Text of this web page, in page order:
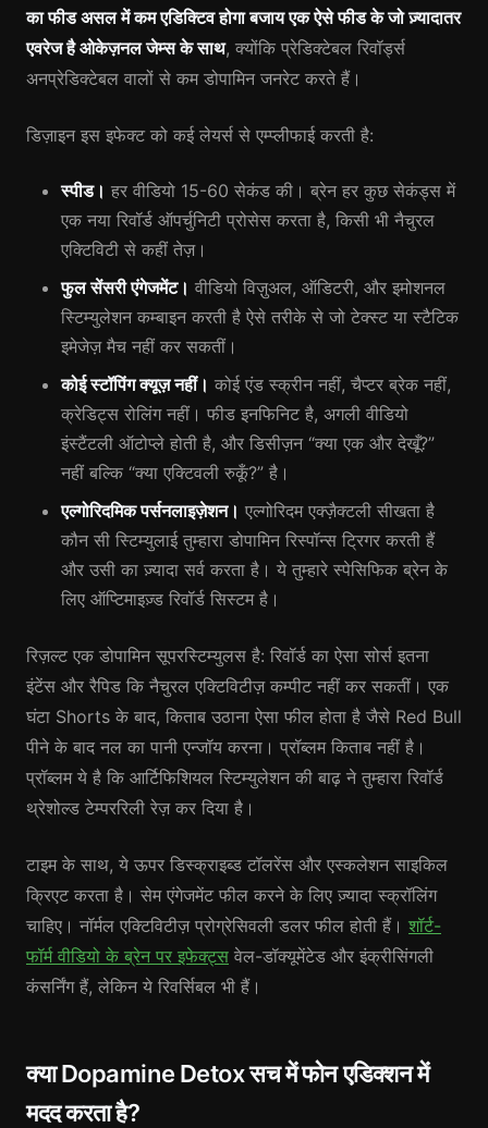
का फीड असल में कम एडिक्टिव होगा बजाय एक ऐसे फीड के जो ज़्यादातर
एवरेज है ओकेज़नल जेम्स के साथ, क्योंकि प्रेडिक्टेबल रिवॉर्ड्स
अनप्रेडिक्टेबल वालों से कम डोपामिन जनरेट करते हैं।
डिज़ाइन इस इफेक्ट को कई लेयर्स से एम्प्लीफाई करती है:
स्पीड। हर वीडियो 15-60 सेकंड की। ब्रेन हर कुछ सेकंड्स में
एक नया रिवॉर्ड ऑपर्चुनिटी प्रोसेस करता है, किसी भी नैचुरल
एक्टिविटी से कहीं तेज़।
फुल सेंसरी एंगेजमेंट। वीडियो विज़ुअल, ऑडिटरी, और इमोशनल
स्टिम्युलेशन कम्बाइन करती है ऐसे तरीके से जो टेक्स्ट या स्टैटिक
इमेजेज़ मैच नहीं कर सकतीं।
कोई स्टॉपिंग क्यूज़ नहीं। कोई एंड स्क्रीन नहीं, चैप्टर ब्रेक नहीं,
क्रेडिट्स रोलिंग नहीं। फीड इनफिनिट है, अगली वीडियो
इंस्टैंटली ऑटोप्ले होती है, और डिसीज़न “क्या एक और देखूँ?”
नहीं बल्कि “क्या एक्टिवली रुकूँ?” है।
एल्गोरिदमिक पर्सनलाइज़ेशन। एल्गोरिदम एक्ज़ैक्टली सीखता है
कौन सी स्टिम्युलाई तुम्हारा डोपामिन रिस्पॉन्स ट्रिगर करती हैं
और उसी का ज़्यादा सर्व करता है। ये तुम्हारे स्पेसिफिक ब्रेन के
लिए ऑप्टिमाइज़्ड रिवॉर्ड सिस्टम है।
रिज़ल्ट एक डोपामिन सूपरस्टिम्युलस है: रिवॉर्ड का ऐसा सोर्स इतना
इंटेंस और रैपिड कि नैचुरल एक्टिविटीज़ कम्पीट नहीं कर सकतीं। एक
घंटा Shorts के बाद, किताब उठाना ऐसा फील होता है जैसे Red Bull
पीने के बाद नल का पानी एन्जॉय करना। प्रॉब्लम किताब नहीं है।
प्रॉब्लम ये है कि आर्टिफिशियल स्टिम्युलेशन की बाढ़ ने तुम्हारा रिवॉर्ड
थ्रेशोल्ड टेम्पररिली रेज़ कर दिया है।
टाइम के साथ, ये ऊपर डिस्क्राइब्ड टॉलरेंस और एस्कलेशन साइकिल
क्रिएट करता है। सेम एंगेजमेंट फील करने के लिए ज़्यादा स्क्रॉलिंग
चाहिए। नॉर्मल एक्टिविटीज़ प्रोग्रेसिवली डलर फील होती हैं। शॉर्ट-
फॉर्म वीडियो के ब्रेन पर इफेक्ट्स वेल-डॉक्यूमेंटेड और इंक्रीसिंगली
कंसर्निंग हैं, लेकिन ये रिवर्सिबल भी हैं।
क्या Dopamine Detox सच में फोन एडिक्शन में
मदद करता है?